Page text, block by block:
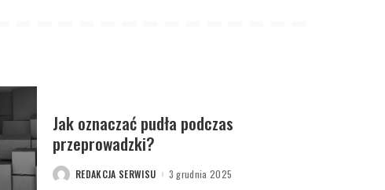
Jak oznaczać pudła podczas
przeprowadzki?
POSTEDREDAKCJA SERWISU 3 grudnia 2025